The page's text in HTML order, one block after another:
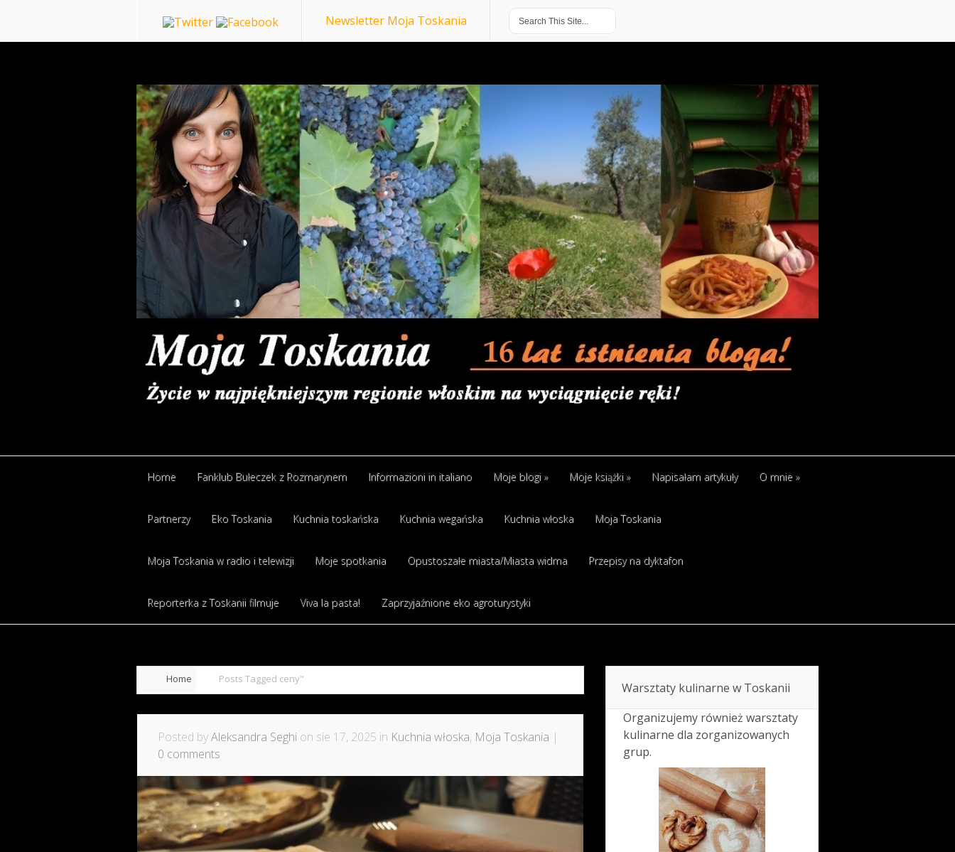
Newsletter Moja Toskania
Home Fanklub Bułeczek z Rozmarynem Informazioni in italiano Moje blogi » Moje książki » Napisałam artykuły O mnie »
Partnerzy Eko Toskania Kuchnia toskańska Kuchnia wegańska Kuchnia włoska Moja Toskania
Moja Toskania w radio i telewizji Moje spotkania Opustoszałe miasta/Miasta widma Przepisy na dyktafon
Reporterka z Toskanii filmuje Viva la pasta! Zaprzyjaźnione eko agroturystyki
Home Posts Tagged ceny"
Posted byAleksandra Seghi on sie 17, 2025 in Kuchnia włoska, Moja Toskania |
0 comments
Warsztaty kulinarne w Toskanii
Organizujemy również warsztaty
kulinarne dla zorganizowanych
grup.